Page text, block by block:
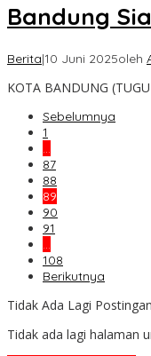
Bandung
Berita|10 Juni 2025oleh
KOTA BANDUNG
Sebelumnya
1
87
88
89
90
91
108
Berikutnya
Tidak Ada Lagi
Tidak ada lagi halaman